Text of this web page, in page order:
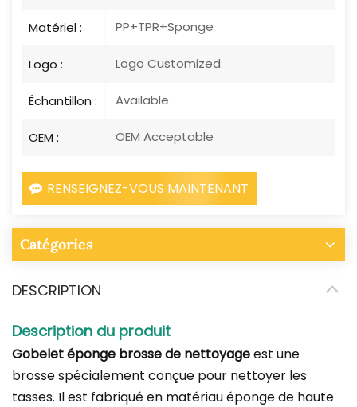
Matériel : PP+TPR+Sponge
Logo : Logo Customized
Échantillon : Available
OEM : OEM Acceptable
RENSEIGNEZ-VOUS MAINTENANT
Catégories
DESCRIPTION
Description du produit
Gobelet éponge brosse de nettoyageest une
brosse spécialement conçue pour nettoyer les
tasses. Il est fabriqué en matériau éponge de haute